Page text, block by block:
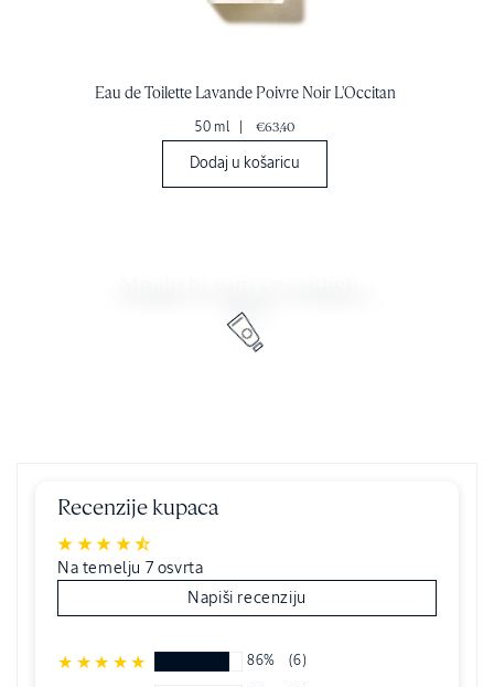
Eau de Toilette Lavande Poivre Noir L'Occitan
50 ml €63,40
Dodaj u košaricu
Recenzije kupaca
Na temelju 7 osvrta
Napiši recenziju
86% (6)